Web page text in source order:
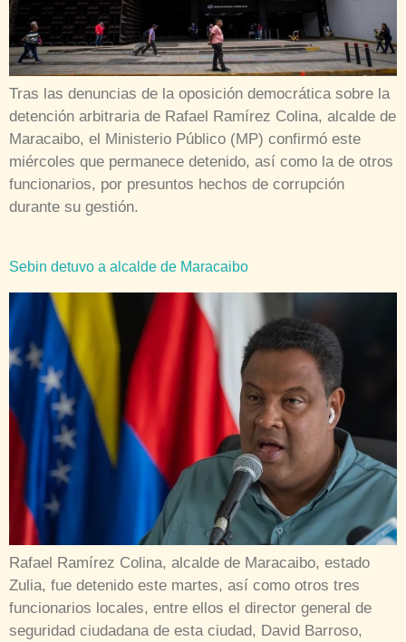
Tras las denuncias de la oposición democrática sobre la
detención arbitraria de Rafael Ramírez Colina, alcalde de
Maracaibo, el Ministerio Público (MP) confirmó este
miércoles que permanece detenido, así como la de otros
funcionarios, por presuntos hechos de corrupción
durante su gestión.
Sebin detuvo a alcalde de Maracaibo
Rafael Ramírez Colina, alcalde de Maracaibo, estado
Zulia, fue detenido este martes, así como otros tres
funcionarios locales, entre ellos el director general de
seguridad ciudadana de esta ciudad, David Barroso,